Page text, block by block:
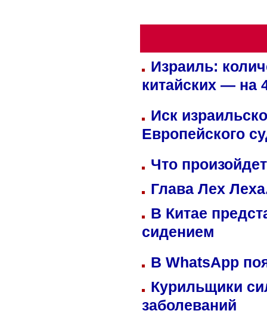
Израиль:
китайских — на
Иск
Европейского
Что
Глава Лех
В Китае
сидением
В WhatsApp
Курильщики
заболеваний